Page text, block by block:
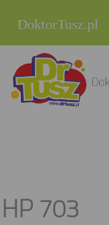
DoktorTusz.pl
tel. 857 337 337
Strona główna
HP 703